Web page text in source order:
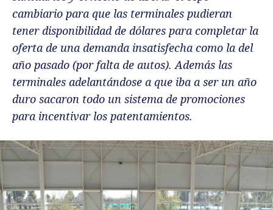
cambiario para que las terminales pudieran
tener disponibilidad de dólares para completar la
oferta de una demanda insatisfecha como la del
año pasado (por falta de autos). Además las
terminales adelantándose a que iba a ser un año
duro sacaron todo un sistema de promociones
para incentivar los patentamientos.